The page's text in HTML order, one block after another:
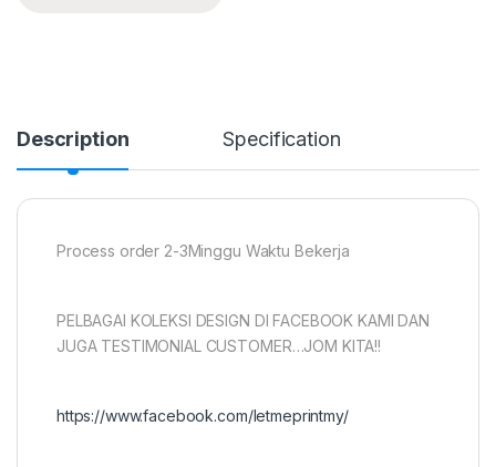
Description Specification
Process order 2-3Minggu Waktu Bekerja
PELBAGAI KOLEKSI DESIGN DI FACEBOOK KAMI DAN
JUGA TESTIMONIAL CUSTOMER…JOM KITA!!
https://www.facebook.com/letmeprintmy/